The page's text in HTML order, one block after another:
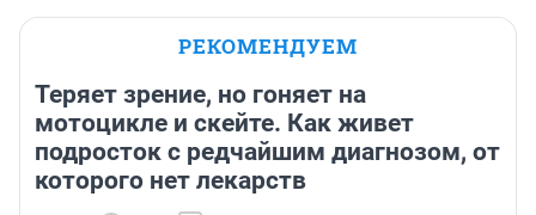
РЕКОМЕНДУЕМ
Теряет зрение, но гоняет на
мотоцикле и скейте. Как живет
подросток с редчайшим диагнозом, от
которого нет лекарств